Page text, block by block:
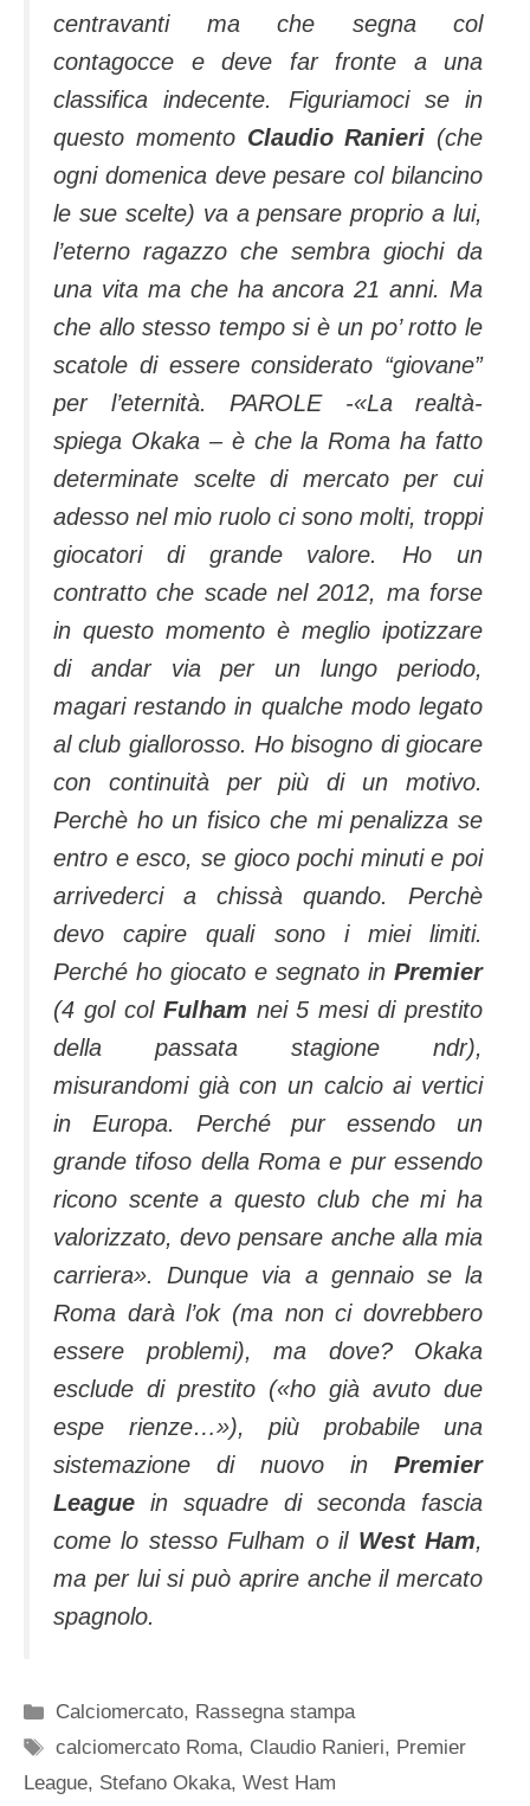
centravanti ma che segna col
contagocce e deve far fronte a una
classifica indecente. Figuriamoci se in
questo momento Claudio Ranieri (che
ogni domenica deve pesare col bilancino
le sue scelte) va a pensare proprio a lui,
l’eterno ragazzo che sembra giochi da
una vita ma che ha ancora 21 anni. Ma
che allo stesso tempo si è un po’ rotto le
scatole di essere considerato “giovane”
per l’eternità.
PAROLE -«La realtà-
spiega Okaka – è che la Roma ha fatto
determinate scelte di mercato per cui
adesso nel mio ruolo ci sono molti, troppi
giocatori di grande valore. Ho un
contratto che scade nel 2012, ma forse
in questo momento è meglio ipotizzare
di andar via per un lungo periodo,
magari restando in qualche modo legato
al club giallorosso. Ho bisogno di giocare
con continuità per più di un motivo.
Perchè ho un fisico che mi penalizza se
entro e esco, se gioco pochi minuti e poi
arrivederci a chissà quando. Perchè
devo capire quali sono i miei limiti.
Perché ho giocato e segnato in Premier
(4 gol col Fulham nei 5 mesi di prestito
della passata stagione ndr),
misurandomi già con un calcio ai vertici
in Europa. Perché pur essendo un
grande tifoso della Roma e pur essendo
ricono scente a questo club che mi ha
valorizzato, devo pensare anche alla mia
carriera». Dunque via a gennaio se la
Roma darà l’ok (ma non ci dovrebbero
essere problemi), ma dove? Okaka
esclude di prestito («ho già avuto due
espe rienze…»), più probabile una
sistemazione di nuovo in Premier
League in squadre di seconda fascia
come lo stesso Fulham o ilWest Ham,
ma per lui si può aprire anche il mercato
spagnolo.
Categorie
Calciomercato, Rassegna stampa
Tag
calciomercato Roma, Claudio Ranieri, Premier
League, Stefano Okaka, West Ham